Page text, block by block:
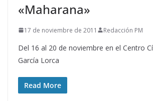
«Maharana»
17 de noviembre de 2011 Redacción PM
Del 16 al 20 de noviembre en el Centro
García Lorca
Read More